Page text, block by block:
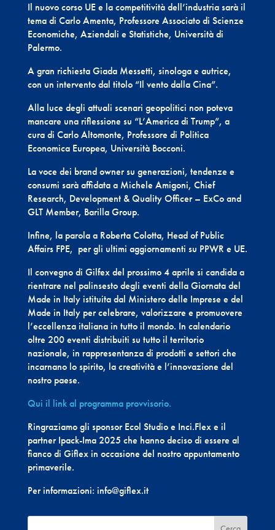
Il nuovo corso UE e la competitività dell’industria sarà il
tema di Carlo Amenta, Professore Associato di Scienze
Economiche, Aziendali e Statistiche, Università di
Palermo.
A gran richiesta Giada Messetti, sinologa e autrice,
con un intervento dal titolo “Il vento dalla Cina”.
Alla luce degli attuali scenari geopolitici non poteva
mancare una riflessione su “L’America di Trump”, a
cura di Carlo Altomonte, Professore di Politica
Economica Europea, Università Bocconi.
La voce dei brand owner su generazioni, tendenze e
consumi sarà affidata a Michele Amigoni, Chief
Research, Development & Quality Officer – ExCo and
GLT Member, Barilla Group.
Infine, la parola a Roberta Colotta, Head of Public
Affairs FPE, per gli ultimi aggiornamenti su PPWR e UE.
Il convegno di Gilfex del prossimo 4 aprile si candida a
rientrare nel palinsesto degli eventi della Giornata del
Made in Italy istituita dal Ministero delle Imprese e del
Made in Italy per celebrare, valorizzare e promuovere
l’eccellenza italiana in tutto il mondo. In calendario
oltre 200 eventi distribuiti su tutto il territorio
nazionale, in rappresentanza di prodotti e settori che
incarnano lo spirito, la creatività e l’innovazione del
nostro paese.
Qui il link al programma provvisorio.
Ringraziamo gli sponsor Ecol Studio e Inci.Flex e il
partner Ipack-Ima 2025 che hanno deciso di essere al
fianco di Giflex in occasione del nostro appuntamento
primaverile.
Per informazioni: info@giflex.it